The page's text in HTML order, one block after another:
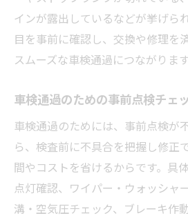
インが露出しているなどが挙げら
目を事前に確認し、交換や修理を
スムーズな車検通過につながります
車検通過のための事前点検チェ
車検通過のためには、事前点検が
ら、検査前に不具合を把握し修正
間やコストを省けるからです。具
点灯確認、ワイパー・ウォッシャ
溝・空気圧チェック、ブレーキ作